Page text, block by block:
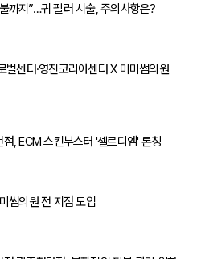
까지”…귀 필러 시술, 주의사항은?
센터·영진코리아센터 X 미미썸의원
, ECM 스킨부스터 '셀르디엠' 론칭
썸의원 전 지점 도입